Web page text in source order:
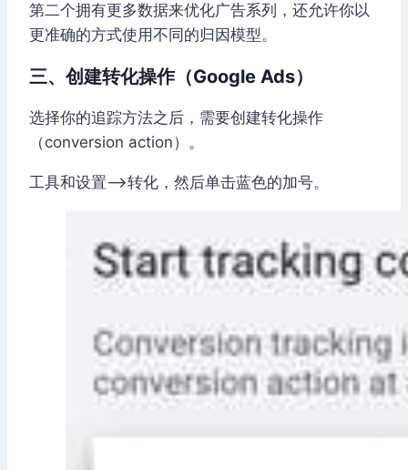
第二个拥有更多数据来优化广告系列，还允许你以
更准确的方式使用不同的归因模型。
三、创建转化操作（Google Ads）
选择你的追踪方法之后，需要创建转化操作
（conversion action）。
工具和设置–>转化，然后单击蓝色的加号。